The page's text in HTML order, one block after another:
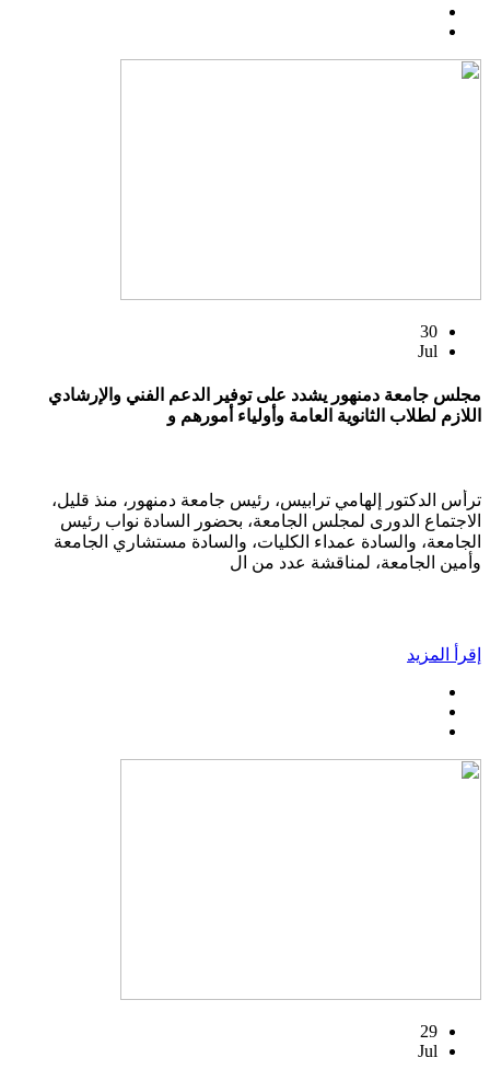
30
Jul
مجلس جامعة دمنهور يشدد على توفير الدعم الفني والإرشادي
اللازم لطلاب الثانوية العامة وأولياء أمورهم و
ترأس الدكتور إلهامي ترابيس، رئيس جامعة دمنهور، منذ قليل،
الاجتماع الدورى لمجلس الجامعة، بحضور السادة نواب رئيس
الجامعة، والسادة عمداء الكليات، والسادة مستشاري الجامعة
وأمين الجامعة، لمناقشة عدد من ال
إقرأ المزيد
29
Jul